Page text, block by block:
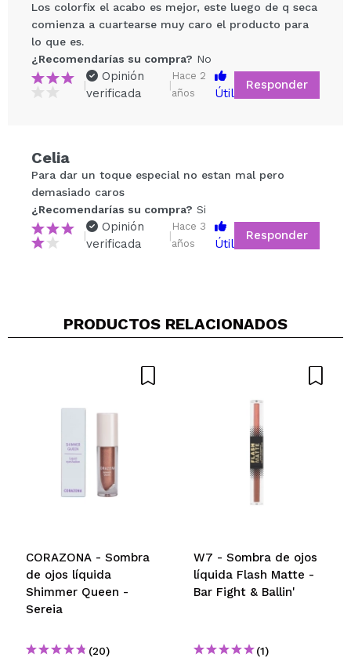
¿Recomendarías su compra?
5/5
Los colorfix el acabo es mejor, este luego de q seca
comienza a cuartearse muy caro el producto para
lo que es.
¿Recomendarías su compra? No
|
Opinión
verificada
|
Hace 2
años
Útil
Responder
Celia
Para dar un toque especial no estan mal pero
demasiado caros
¿Recomendarías su compra? Si
|
Opinión
verificada
|
Hace 3
años
Útil
Responder
PRODUCTOS RELACIONADOS
CORAZONA - Sombra
de ojos líquida
Shimmer Queen -
Sereia
(20)
W7 - Sombra de ojos
líquida Flash Matte -
Bar Fight & Ballin'
(1)